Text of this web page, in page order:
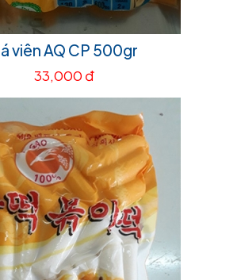
viên AQ CP 500gr
33,000 đ